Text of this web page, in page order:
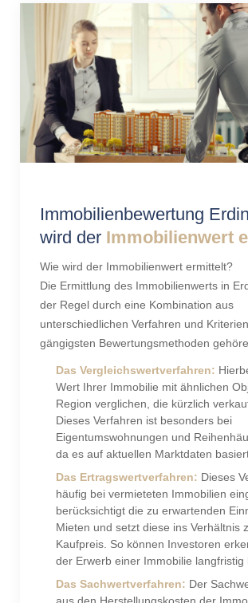
Immobilienbewertung
wird der Immobilienwert
Wie wird der Immobilienwert ermittelt?
Die Ermittlung des Immobilienwerts in
der Regel durch eine Kombination aus
unterschiedlichen Verfahren und
gängigsten Bewertungsmethoden
Das Vergleichswertverfahren:
Wert Ihrer Immobilie mit ähnlichen
Region verglichen, die kürzlich
Dieses Verfahren ist besonders bei
Eigentumswohnungen und
da es auf aktuellen Marktdaten
Das Ertragswertverfahren: Dieses
häufig bei vermieteten Immobilien
berücksichtigt die zu erwartenden
Mieten und setzt diese ins Verhältnis
Kaufpreis. So können Investoren
der Erwerb einer Immobilie langfristig
Das Sachwertverfahren: Der